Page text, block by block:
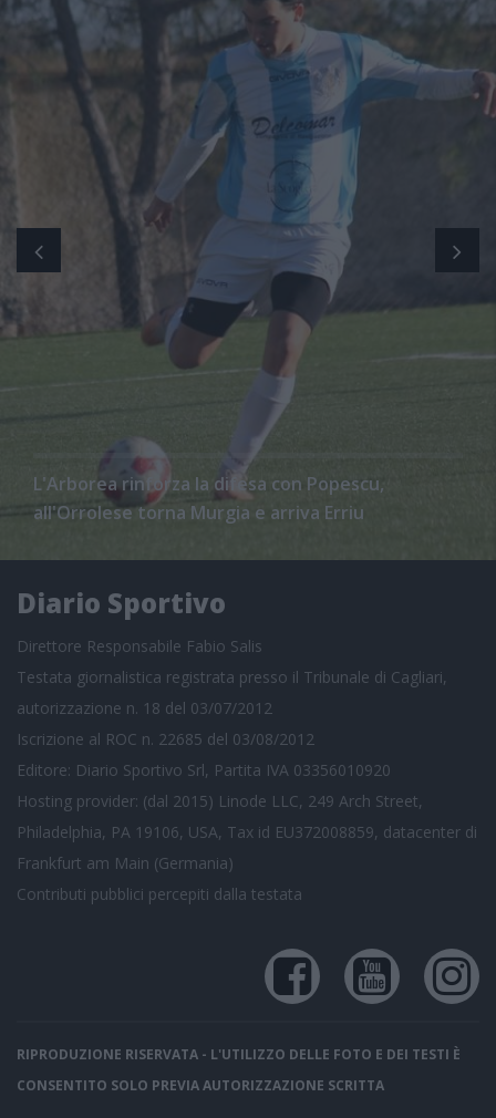
L'Arborea rinforza la difesa con Popescu,
all'Orrolese torna Murgia e arriva Erriu
Diario Sportivo
Direttore Responsabile Fabio Salis
Testata giornalistica registrata presso il Tribunale di Cagliari,
autorizzazione n. 18 del 03/07/2012
Iscrizione al ROC n. 22685 del 03/08/2012
Editore: Diario Sportivo Srl, Partita IVA 03356010920
Hosting provider: (dal 2015) Linode LLC, 249 Arch Street,
Philadelphia, PA 19106, USA, Tax id EU372008859, datacenter di
Frankfurt am Main (Germania)
Contributi pubblici percepiti dalla testata
RIPRODUZIONE RISERVATA - L'UTILIZZO DELLE FOTO E DEI TESTI È
CONSENTITO SOLO PREVIA AUTORIZZAZIONE SCRITTA